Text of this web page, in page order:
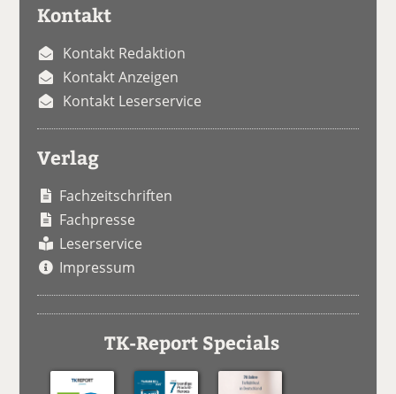
Kontakt
Kontakt Redaktion
Kontakt Anzeigen
Kontakt Leserservice
Verlag
Fachzeitschriften
Fachpresse
Leserservice
Impressum
TK-Report Specials